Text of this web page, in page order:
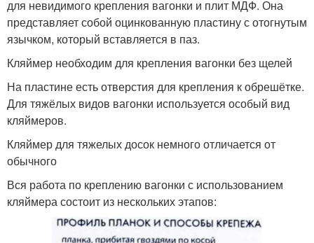
для невидимого крепления вагонки и плит МДФ. Она
представляет собой оцинкованную пластину с отогнутым
язычком, который вставляется в паз.
Кляймер необходим для крепления вагонки без щелей
На пластине есть отверстия для крепления к обрешётке.
Для тяжёлых видов вагонки используется особый вид
кляймеров.
Кляймер для тяжелых досок немного отличается от
обычного
Вся работа по креплению вагонки с использованием
кляймера состоит из нескольких этапов: